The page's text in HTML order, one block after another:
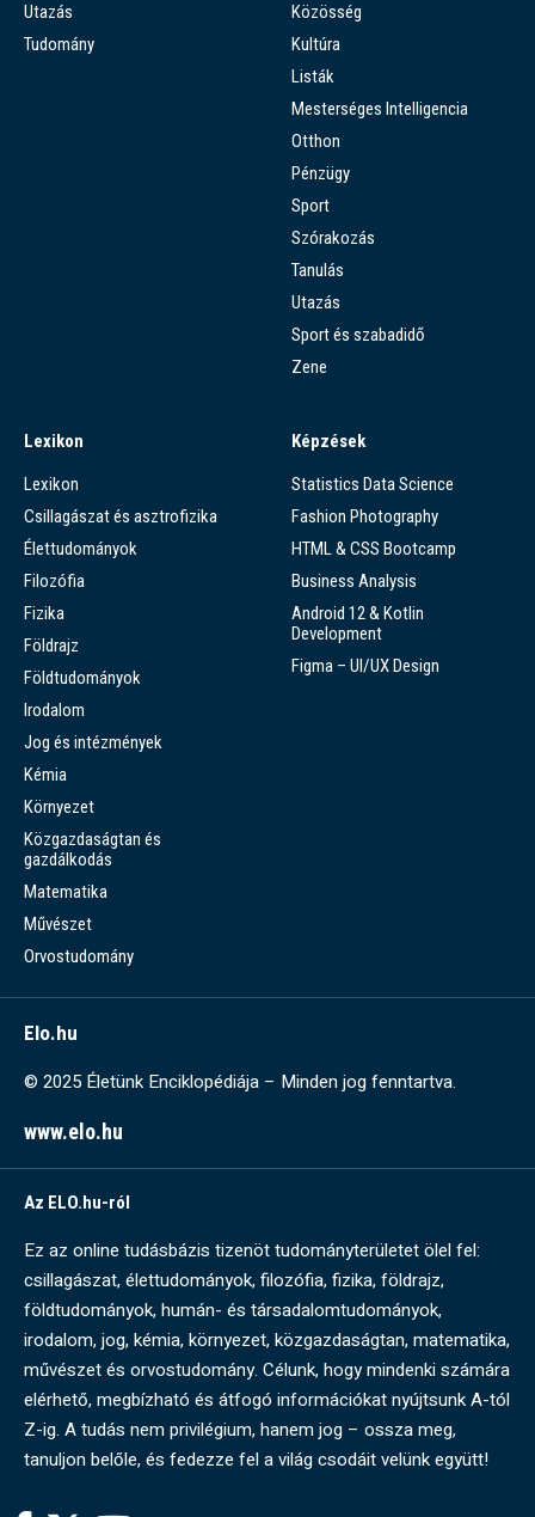
Utazás
Tudomány
Közösség
Kultúra
Listák
Mesterséges Intelligencia
Otthon
Pénzügy
Sport
Szórakozás
Tanulás
Utazás
Sport és szabadidő
Zene
Lexikon
Lexikon
Csillagászat és asztrofizika
Élettudományok
Filozófia
Fizika
Földrajz
Földtudományok
Irodalom
Jog és intézmények
Kémia
Környezet
Közgazdaságtan és
gazdálkodás
Matematika
Művészet
Orvostudomány
Képzések
Statistics Data Science
Fashion Photography
HTML & CSS Bootcamp
Business Analysis
Android 12 & Kotlin
Development
Figma – UI/UX Design
Elo.hu
© 2025 Életünk Enciklopédiája – Minden jog fenntartva.
www.elo.hu
Az ELO.hu-ról
Ez az online tudásbázis tizenöt tudományterületet ölel fel:
csillagászat, élettudományok, filozófia, fizika, földrajz,
földtudományok, humán- és társadalomtudományok,
irodalom, jog, kémia, környezet, közgazdaságtan, matematika,
művészet és orvostudomány. Célunk, hogy mindenki számára
elérhető, megbízható és átfogó információkat nyújtsunk A-tól
Z-ig. A tudás nem privilégium, hanem jog – ossza meg,
tanuljon belőle, és fedezze fel a világ csodáit velünk együtt!